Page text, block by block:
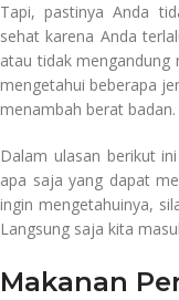
Tapi, pastinya Anda
sehat karena Anda
atau tidak mengandung
mengetahui beberapa
menambah berat
Dalam ulasan berikut
apa saja yang dapat
ingin mengetahuinya,
Langsung saja kita
Makanan